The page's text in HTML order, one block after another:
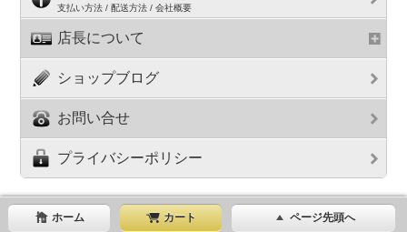
支払い方法 / 配送方法 / 会社概要
店長について
ショップブログ
お問い合せ
プライバシーポリシー
ホーム カート ページ先頭へ